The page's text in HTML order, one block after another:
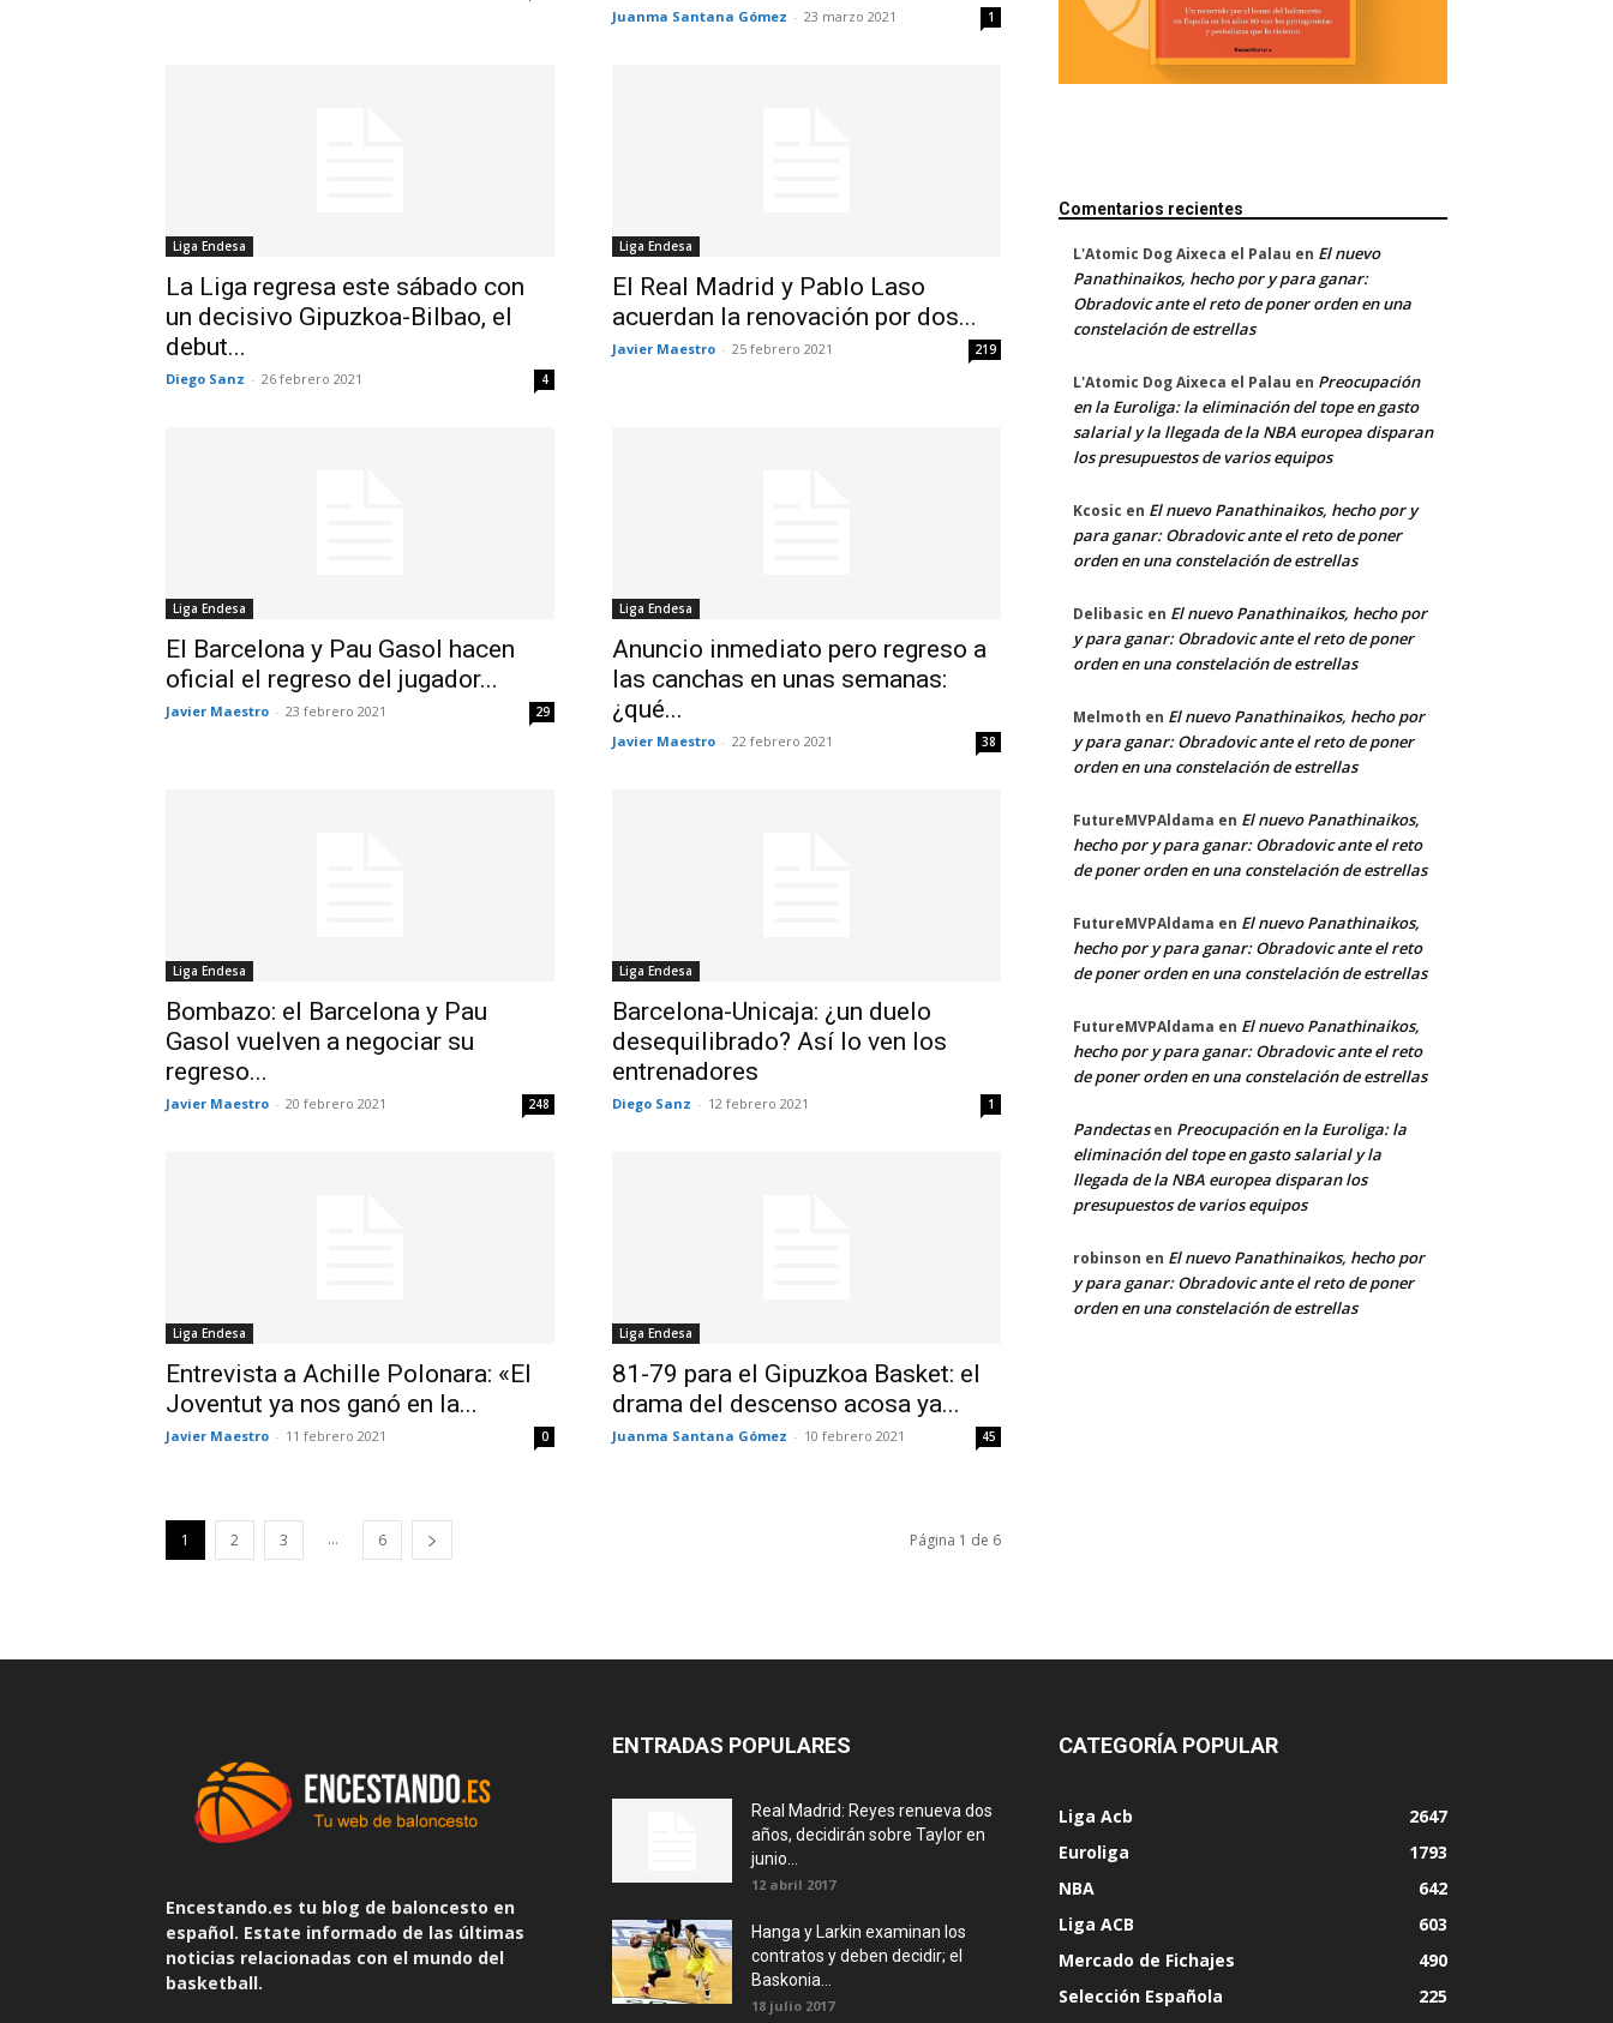
Juanma Santana Gómez - 23 marzo 2021 1
Liga Endesa
La Liga regresa este sábado con
un decisivo Gipuzkoa-Bilbao, el
debut...
Diego Sanz - 26 febrero 2021 4
Liga Endesa
El Real Madrid y Pablo Laso
acuerdan la renovación por dos...
Javier Maestro - 25 febrero 2021 219
Liga Endesa
El Barcelona y Pau Gasol hacen
oficial el regreso del jugador...
Javier Maestro - 23 febrero 2021 29
Liga Endesa
Anuncio inmediato pero regreso a
las canchas en unas semanas:
¿qué...
Javier Maestro - 22 febrero 2021 38
Liga Endesa
Bombazo: el Barcelona y Pau
Gasol vuelven a negociar su
regreso...
Javier Maestro - 20 febrero 2021 248
Liga Endesa
Barcelona-Unicaja: ¿un duelo
desequilibrado? Así lo ven los
entrenadores
Diego Sanz - 12 febrero 2021 1
Liga Endesa
Entrevista a Achille Polonara: «El
Joventut ya nos ganó en la...
Javier Maestro - 11 febrero 2021 0
Liga Endesa
81-79 para el Gipuzkoa Basket: el
drama del descenso acosa ya...
Juanma Santana Gómez - 10 febrero 2021 45
1 2 3 ... 6 Página 1 de 6
Comentarios recientes
L'Atomic Dog Aixeca el Palau en El nuevo
Panathinaikos, hecho por y para ganar:
Obradovic ante el reto de poner orden en una
constelación de estrellas
L'Atomic Dog Aixeca el Palau en Preocupación
en la Euroliga: la eliminación del tope en gasto
salarial y la llegada de la NBA europea disparan
los presupuestos de varios equipos
Kcosic en El nuevo Panathinaikos, hecho por y
para ganar: Obradovic ante el reto de poner
orden en una constelación de estrellas
Delibasic en El nuevo Panathinaikos, hecho por
y para ganar: Obradovic ante el reto de poner
orden en una constelación de estrellas
Melmoth en El nuevo Panathinaikos, hecho por
y para ganar: Obradovic ante el reto de poner
orden en una constelación de estrellas
FutureMVPAldama en El nuevo Panathinaikos,
hecho por y para ganar: Obradovic ante el reto
de poner orden en una constelación de estrellas
FutureMVPAldama en El nuevo Panathinaikos,
hecho por y para ganar: Obradovic ante el reto
de poner orden en una constelación de estrellas
FutureMVPAldama en El nuevo Panathinaikos,
hecho por y para ganar: Obradovic ante el reto
de poner orden en una constelación de estrellas
Pandectasen Preocupación en la Euroliga: la
eliminación del tope en gasto salarial y la
llegada de la NBA europea disparan los
presupuestos de varios equipos
robinson en El nuevo Panathinaikos, hecho por
y para ganar: Obradovic ante el reto de poner
orden en una constelación de estrellas
Encestando.es tu blog de baloncesto en
español. Estate informado de las últimas
noticias relacionadas con el mundo del
basketball.
ENTRADAS POPULARES
Real Madrid: Reyes renueva dos
años, decidirán sobre Taylor en
junio...
12 abril 2017
Hanga y Larkin examinan los
contratos y deben decidir; el
Baskonia...
18 julio 2017
CATEGORÍA POPULAR
Liga Acb
2647
Euroliga
1793
NBA
642
Liga ACB
603
Mercado de Fichajes
490
Selección Española
225